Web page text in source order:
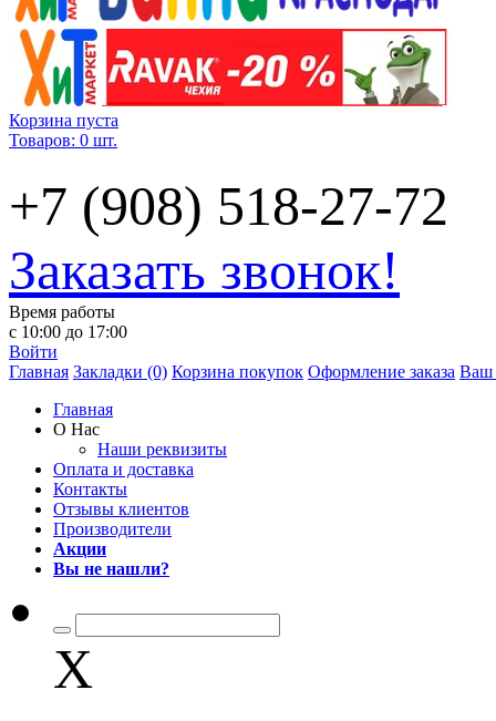
Корзина пуста
Товаров: 0 шт.
+7 (908) 518-27-72
Заказать звонок!
Время работы
с 10:00 до 17:00
Войти
Главная Закладки (0) Корзина покупок Оформление заказа Ваш
Главная
О Нас
Наши реквизиты
Оплата и доставка
Контакты
Отзывы клиентов
Производители
Акции
Вы не нашли?
X